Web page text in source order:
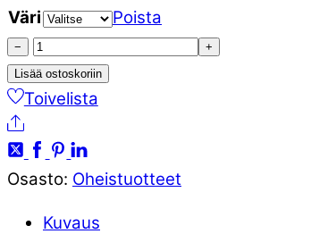
Väri Poista
−
Nalle
sydän
SAAB
määrä
+
Lisää ostoskoriin
Toivelista
Ale
Osasto: Oheistuotteet
Kuvaus